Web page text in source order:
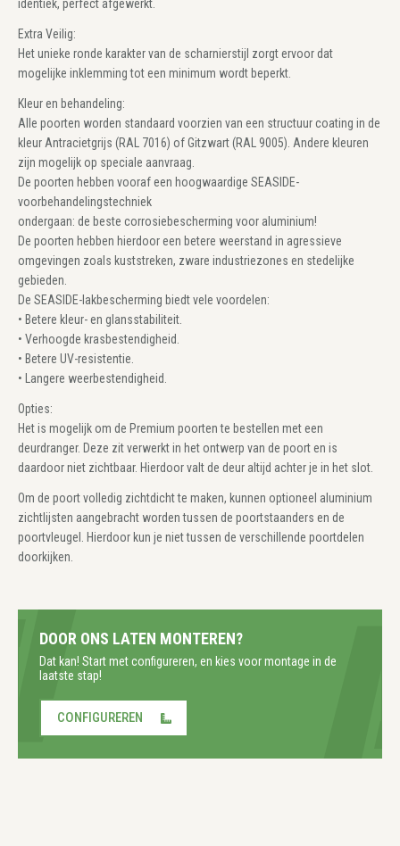
identiek, perfect afgewerkt.
Extra Veilig:
Het unieke ronde karakter van de scharnierstijl zorgt ervoor dat
mogelijke inklemming tot een minimum wordt beperkt.
Kleur en behandeling:
Alle poorten worden standaard voorzien van een structuur coating in de
kleur Antracietgrijs (RAL 7016) of Gitzwart (RAL 9005). Andere kleuren
zijn mogelijk op speciale aanvraag.
De poorten hebben vooraf een hoogwaardige SEASIDE-
voorbehandelingstechniek
ondergaan: de beste corrosiebescherming voor aluminium!
De poorten hebben hierdoor een betere weerstand in agressieve
omgevingen zoals kuststreken, zware industriezones en stedelijke
gebieden.
De SEASIDE-lakbescherming biedt vele voordelen:
• Betere kleur- en glansstabiliteit.
• Verhoogde krasbestendigheid.
• Betere UV-resistentie.
• Langere weerbestendigheid.
Opties:
Het is mogelijk om de Premium poorten te bestellen met een
deurdranger. Deze zit verwerkt in het ontwerp van de poort en is
daardoor niet zichtbaar. Hierdoor valt de deur altijd achter je in het slot.
Om de poort volledig zichtdicht te maken, kunnen optioneel aluminium
zichtlijsten aangebracht worden tussen de poortstaanders en de
poortvleugel. Hierdoor kun je niet tussen de verschillende poortdelen
doorkijken.
DOOR ONS LATEN MONTEREN?
Dat kan! Start met configureren, en kies voor montage in de
laatste stap!
CONFIGUREREN